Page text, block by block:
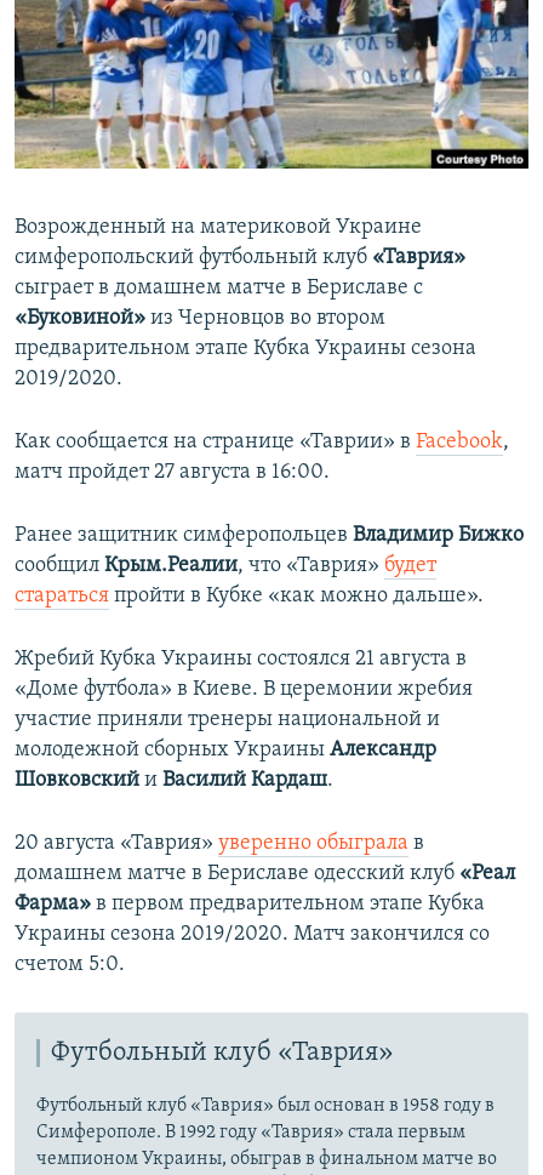
ПОБЕДИТЕЛЕЙ НЕ СУДЯТ?
КРЫМ.НЕПОКОРЕННЫЙ
ELIFBE
УКРАИНСКАЯ ПРОБЛЕМА КРЫМА
ПРИСОЕДИНЯЙТЕСЬ!
Возрожденный на материковой Украине
симферопольский футбольный клуб «Таврия»
сыграет в домашнем матче в Бериславе с
«Буковиной» из Черновцов во втором
предварительном этапе Кубка Украины сезона
2019/2020.
Как сообщается на странице «Таврии» в Facebook,
матч пройдет 27 августа в 16:00.
Ранее ​защитник симферопольцев Владимир Бижко
сообщил Крым.Реалии, что «Таврия» будет
стараться пройти в Кубке «как можно дальше».
Жребий Кубка Украины состоялся 21 августа в
«Доме футбола» в Киеве. В церемонии жребия
участие приняли тренеры национальной и
молодежной сборных Украины Александр
Шовковский и Василий Кардаш.
20 августа «Таврия» ​ уверенно обыграла в
домашнем матче в Бериславе одесский клуб «Реал
Фарма» в первом предварительном этапе Кубка
Украины сезона 2019/2020. Матч закончился со
счетом 5:0.
Футбольный клуб «Таврия»
Футбольный клуб «Таврия» был основан в 1958 году в
Симферополе. В 1992 году «Таврия» стала первым
чемпионом Украины, обыграв в финальном матче во